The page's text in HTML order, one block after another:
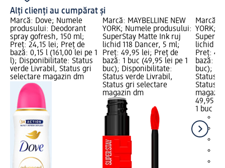
Alți clienți au cumpărat și
Marcă: Dove; Numele
produsului: Deodorant
spray gofresh, 150 ml;
Preț: 24,15 lei; Preț de
bază: 0,15 l (161,00 lei pe 1
l); Disponibilitate: Status
verde Livrabil, Status gri
selectare magazin dm
Marcă: MAYBELLINE NEW
YORK; Numele produsului:
SuperStay Matte Ink ruj
lichid 118 Dancer, 5 ml;
Preț: 49,95 lei; Preț de
bază: 1 buc (49,95 lei pe 1
buc); Disponibilitate:
Status verde Livrabil,
Status gri selectare
magazin dm
Marcă:
YORK;
lichid
Preț:
bază: 1
buc);
Status
Status
49,95 lei
1 buc